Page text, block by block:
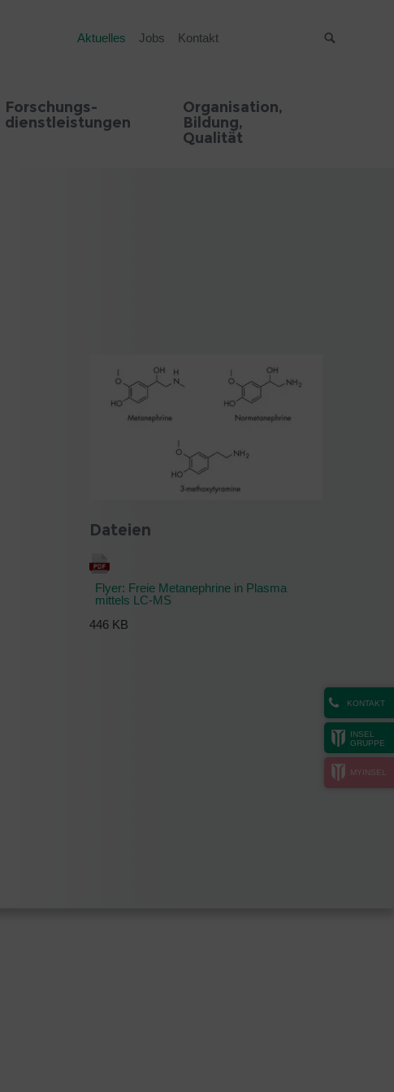
Aktuelles Jobs Kontakt
Forschungs-
dienstleistungen
Organisation,
Bildung,
Qualität
KONTAKT
INSEL
GRUPPE
MYINSEL
Dateien
Flyer: Freie Metanephrine in Plasma
mittels LC-MS
446 KB